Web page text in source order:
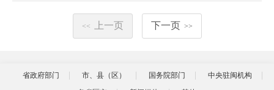
<< 上一页 下一页 >>
省政府部门 市、县（区） 国务院部门
中央驻闽机构